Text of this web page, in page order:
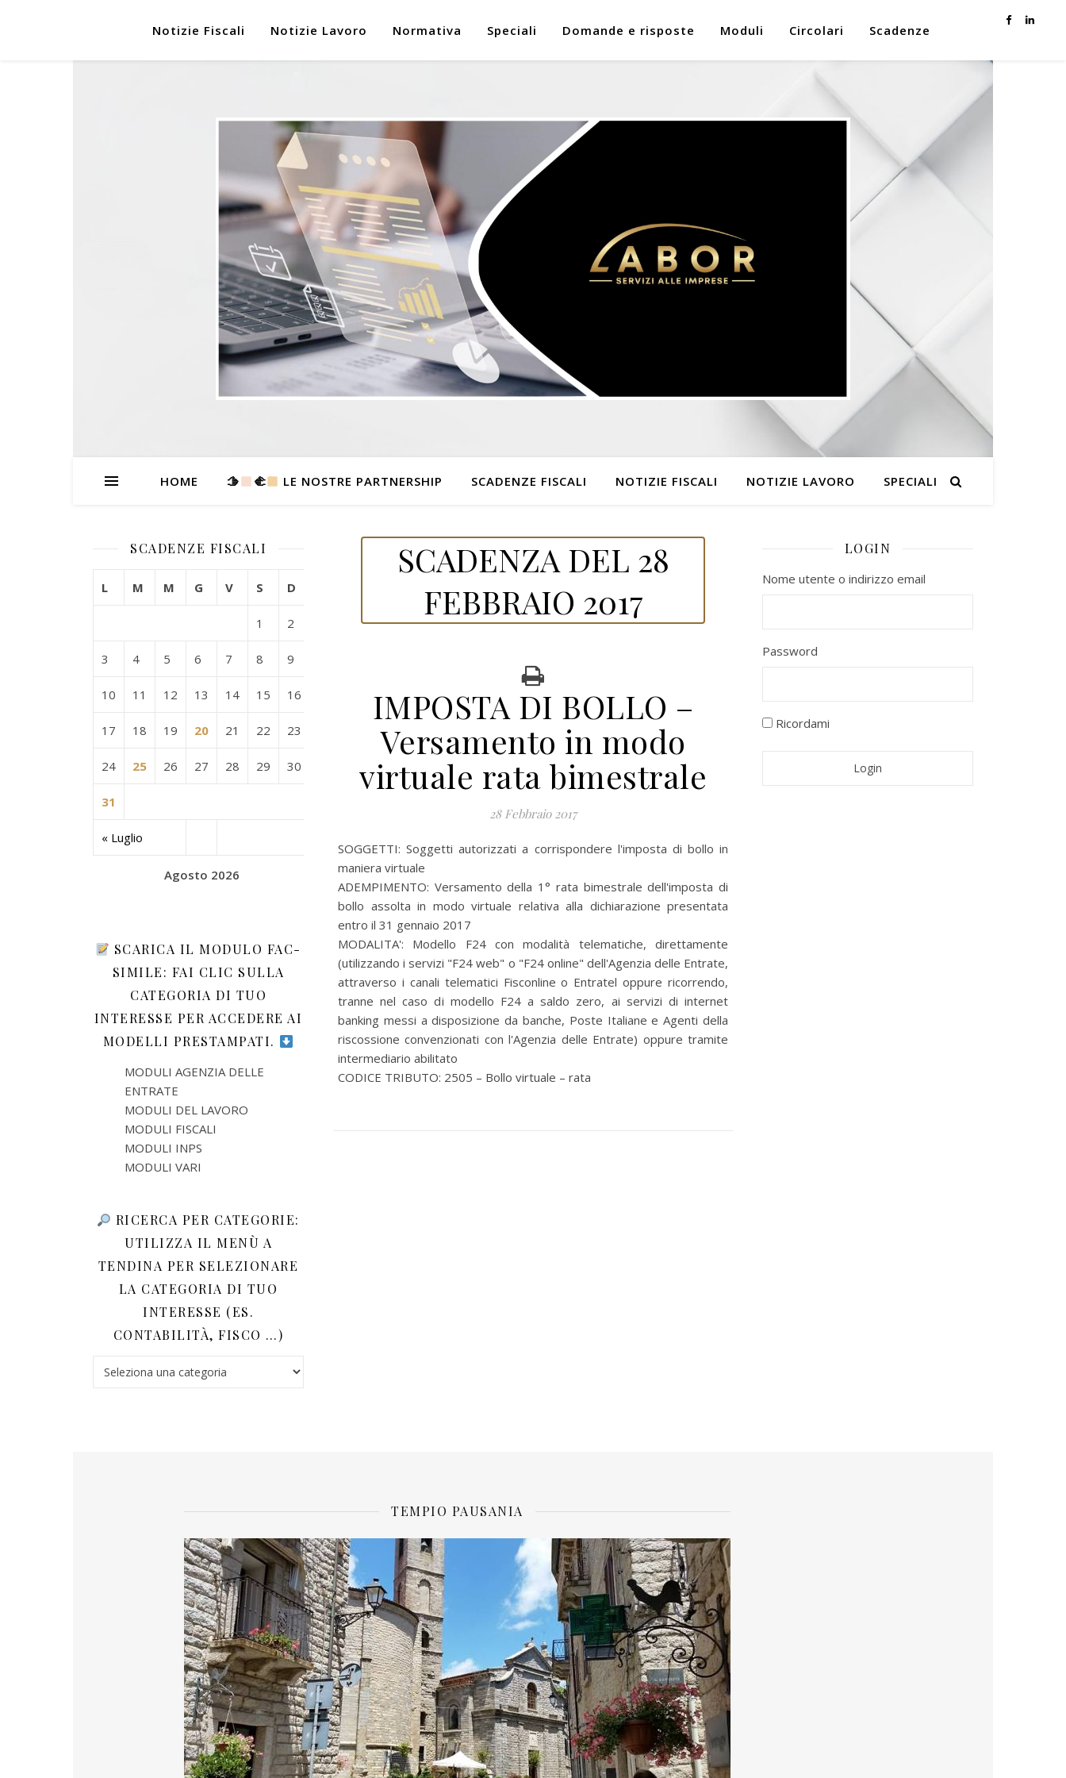
Notizie Fiscali Notizie Lavoro Normativa Speciali Domande e risposte Moduli Circolari Scadenze
HOME 🫱 ‍🫲 LE NOSTRE PARTNERSHIP SCADENZE FISCALI NOTIZIE FISCALI NOTIZIE LAVORO SPECIALI
SCADENZE FISCALI
Agosto 2026
L M M G V S D
« Luglio
1 2
3 4 5 6 7 8 9
10 11 12 13 14 15 16
17 18 19 20 21 22 23
24 25 26 27 28 29 30
31
SCARICA IL MODULO FAC-
SIMILE: FAI CLIC SULLA
CATEGORIA DI TUO
INTERESSE PER ACCEDERE AI
MODELLI PRESTAMPATI.
MODULI AGENZIA DELLE
ENTRATE
MODULI DEL LAVORO
MODULI FISCALI
MODULI INPS
MODULI VARI
RICERCA PER CATEGORIE:
UTILIZZA IL MENÙ A
TENDINA PER SELEZIONARE
LA CATEGORIA DI TUO
INTERESSE (ES.
CONTABILITÀ, FISCO …)
Ricerca per categorie: utilizza il menù a tendina per selezionare la categoria di tuo interesse (es. contabilità, Fisco …)
SCADENZA DEL 28
FEBBRAIO 2017
IMPOSTA DI BOLLO –
Versamento in modo
virtuale rata bimestrale
28 Febbraio 2017
SOGGETTI:Soggetti autorizzati a corrispondere l'imposta di bollo in
maniera virtuale
ADEMPIMENTO: Versamento della 1° rata bimestrale dell'imposta di
bollo assolta in modo virtuale relativa alla dichiarazione presentata
entro il 31 gennaio 2017
MODALITA': Modello F24 con modalità telematiche, direttamente
(utilizzando i servizi "F24 web" o "F24 online" dell'Agenzia delle Entrate,
attraverso i canali telematici Fisconline o Entratel oppure ricorrendo,
tranne nel caso di modello F24 a saldo zero, ai servizi di internet
banking messi a disposizione da banche, Poste Italiane e Agenti della
riscossione convenzionati con l'Agenzia delle Entrate) oppure tramite
intermediario abilitato
CODICE TRIBUTO: 2505 – Bollo virtuale – rata
LOGIN
Nome utente o indirizzo email
Password
Ricordami
TEMPIO PAUSANIA